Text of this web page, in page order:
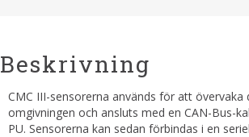
Beskrivning
CMC III-sensorerna används för att övervaka
omgivningen och ansluts med en CAN-Bus-
PU. Sensorerna kan sedan förbindas i en